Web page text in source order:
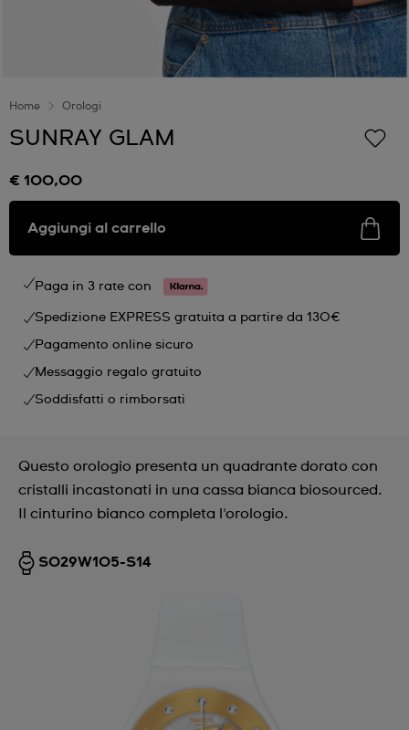
Home Orologi
SUNRAY GLAM
€ 100,00
Aggiungi al carrello
Paga in 3 rate con
Spedizione EXPRESS gratuita a partire da 130€
Pagamento online sicuro
Messaggio regalo gratuito
Soddisfatti o rimborsati
Questo orologio presenta un quadrante dorato con
cristalli incastonati in una cassa bianca biosourced.
Il cinturino bianco completa l'orologio.
SO29W105-S14